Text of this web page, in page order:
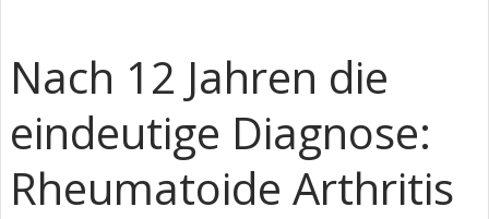
Nach 12 Jahren die
eindeutige Diagnose:
Rheumatoide Arthritis